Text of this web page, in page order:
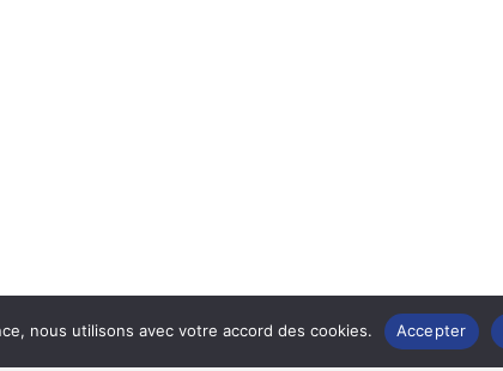
nous utilisons avec votre accord des cookies. Accepter